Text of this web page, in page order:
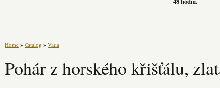
Home » Catalog » Varia
Pohár z horského křišťálu,